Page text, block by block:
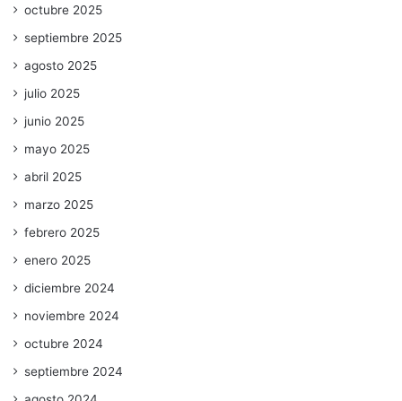
octubre 2025
septiembre 2025
agosto 2025
julio 2025
junio 2025
mayo 2025
abril 2025
marzo 2025
febrero 2025
enero 2025
diciembre 2024
noviembre 2024
octubre 2024
septiembre 2024